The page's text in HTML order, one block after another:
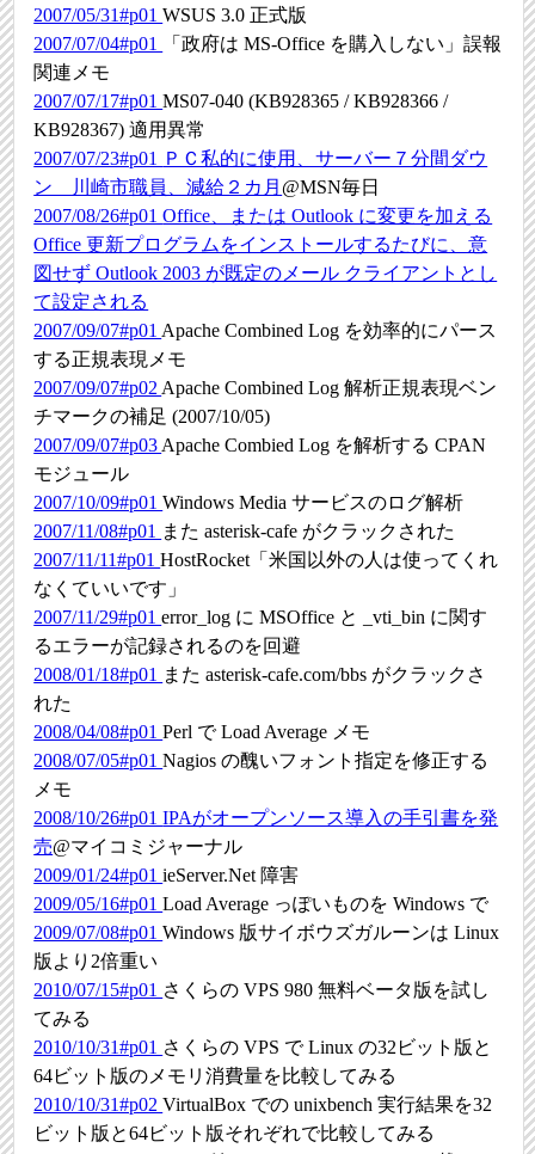
2007/05/31#p01WSUS 3.0 正式版
2007/07/04#p01
「政府は MS-Office を購入しない」誤報
関連メモ
2007/07/17#p01MS07-040 (KB928365 / KB928366 /
KB928367) 適用異常
2007/07/23#p01
ＰＣ私的に使用、サーバー７分間ダウ
ン 川崎市職員、減給２カ月 @MSN毎日
2007/08/26#p01Office、または Outlook に変更を加える
Office 更新プログラムをインストールするたびに、意
図せず Outlook 2003 が既定のメール クライアントとし
て設定される
2007/09/07#p01 Apache Combined Log を効率的にパース
する正規表現メモ
2007/09/07#p02 Apache Combined Log 解析正規表現ベン
チマークの補足 (2007/10/05)
2007/09/07#p03 Apache Combied Log を解析する CPAN
モジュール
2007/10/09#p01Windows Media サービスのログ解析
2007/11/08#p01 また asterisk-cafe がクラックされた
2007/11/11#p01HostRocket「米国以外の人は使ってくれ
なくていいです」
2007/11/29#p01error_log に MSOffice と _vti_bin に関す
るエラーが記録されるのを回避
2008/01/18#p01 また asterisk-cafe.com/bbs がクラックさ
れた
2008/04/08#p01Perl で Load Average メモ
2008/07/05#p01Nagios の醜いフォント指定を修正する
メモ
2008/10/26#p01IPAがオープンソース導入の手引書を発
売@マイコミジャーナル
2009/01/24#p01ieServer.Net 障害
2009/05/16#p01Load Average っぽいものを Windows で
2009/07/08#p01Windows 版サイボウズガルーンは Linux
版より2倍重い
2010/07/15#p01 さくらの VPS 980 無料ベータ版を試し
てみる
2010/10/31#p01 さくらの VPS で Linux の32ビット版と
64ビット版のメモリ消費量を比較してみる
2010/10/31#p02VirtualBox での unixbench 実行結果を32
ビット版と64ビット版それぞれで比較してみる